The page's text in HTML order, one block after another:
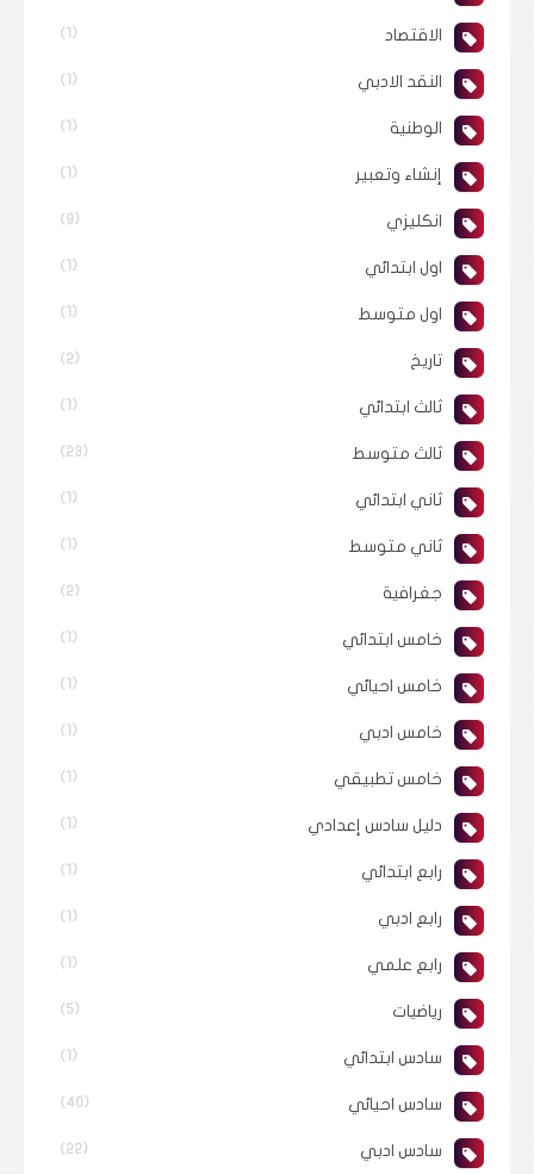
الاقتصاد (1)
النقد الادبي (1)
الوطنية (1)
إنشاء وتعبير (1)
انكليزي (9)
اول ابتدائي (1)
اول متوسط (1)
تاريخ (2)
ثالث ابتدائي (1)
ثالث متوسط (23)
ثاني ابتدائي (1)
ثاني متوسط (1)
جغرافية (2)
خامس ابتدائي (1)
خامس احيائي (1)
خامس ادبي (1)
خامس تطبيقي (1)
دليل سادس إعدادي (1)
رابع ابتدائي (1)
رابع ادبي (1)
رابع علمي (1)
رياضيات (5)
سادس ابتدائي (1)
سادس احيائي (40)
سادس ادبي (22)